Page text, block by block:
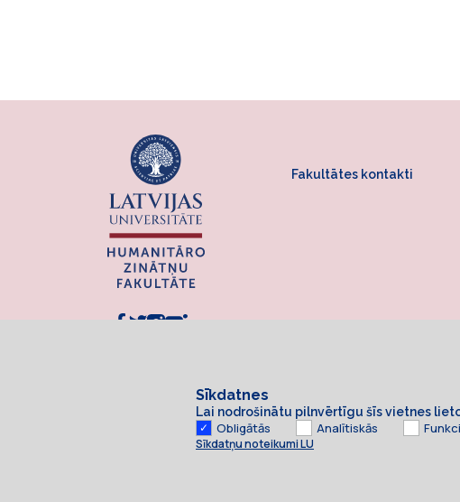
Fakultātes kontakti
Sīkdatnes
Lai nodrošinātu pilnvērtīgu šīs vietnes
Obligātās Analītiskās
Sīkdatņu noteikumi LU